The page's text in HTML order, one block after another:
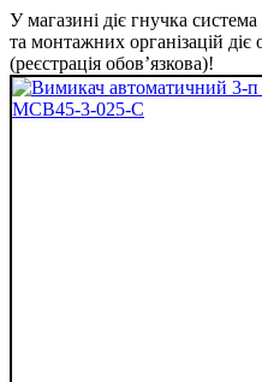
У магазині діє гнучка
та монтажних організацій діє
(реєстрація обов’язкова)!